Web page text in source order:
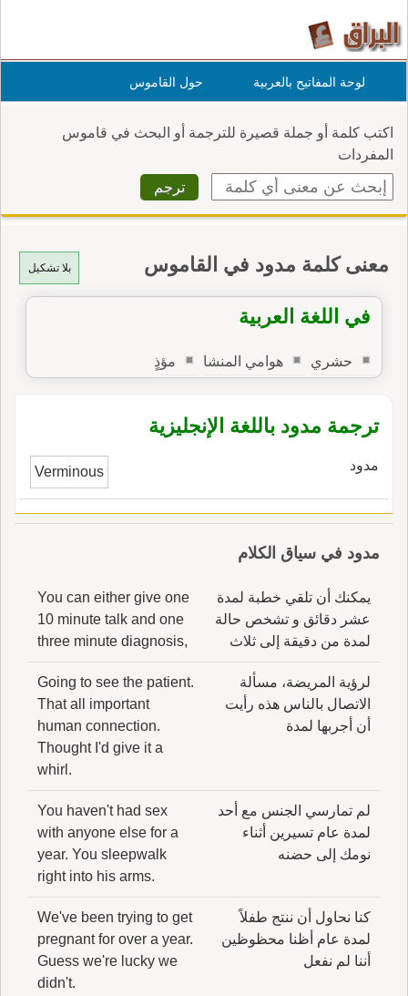
لوحة المفاتيح بالعربية حول القاموس
اكتب كلمة أو جملة قصيرة للترجمة أو البحث في قاموس
المفردات
بلا تشكيل معنى كلمة مدود في القاموس
في اللغة العربية
حشري هوامي المنشا مؤذٍ
ترجمة مدود باللغة الإنجليزية
مدود Verminous
مدود في سياق الكلام
يمكنك أن تلقي خطبة لمدة
عشر دقائق و تشخص حالة
لمدة من دقيقة إلى ثلاث
You can either give one
10 minute talk and one
three minute diagnosis,
لرؤية المريضة، مسألة
الاتصال بالناس هذه رأيت
أن أجربها لمدة
Going to see the patient.
That all important
human connection.
Thought I'd give it a
whirl.
لم تمارسي الجنس مع أحد
لمدة عام تسيرين أثناء
نومك إلى حضنه
You haven't had sex
with anyone else for a
year. You sleepwalk
right into his arms.
كنا نحاول أن ننتج طفلاً
لمدة عام أظنا محظوظين
أننا لم نفعل
We've been trying to get
pregnant for over a year.
Guess we're lucky we
didn't.